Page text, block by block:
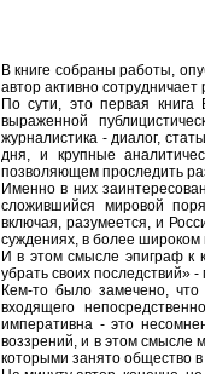
В книге собраны работы,
автор активно сотрудничает
По сути, это первая книга
выраженной
журналистика - диалог,
дня, и крупные
позволяющем проследить
Именно в них
сложившийся мировой
включая, разумеется, и
суждениях, в более
И в этом смысле эпиграф к
убрать своих последствий»
Кем-то было замечено,
входящего
императивна - это
воззрений, и в этом смысле
которыми занято общество